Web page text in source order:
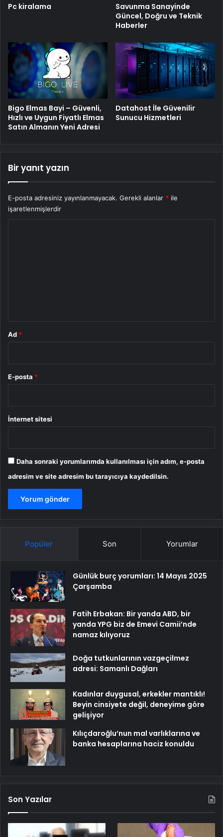
Pc kiralama
Savunma Sanayinde
Güncel, Doğru ve Teknik
Haberler
Bigo Elmas Bayi – Güvenli,
Hızlı ve Uygun Fiyatlı Elmas
Satın Almanın Yeni Adresi
Datahost İle Güvenilir
Sunucu Hizmetleri
Bir yanıt yazın
E-posta adresiniz yayınlanmayacak. Gerekli alanlar * ile
işaretlenmişlerdir
Ad *
E-posta *
İnternet sitesi
Daha sonraki yorumlarımda kullanılması için adım, e-posta
adresim ve site adresim bu tarayıcıya kaydedilsin.
Popüler Son Yorumlar
Günlük burç yorumları: 14 Mayıs 2025
Çarşamba
Fatih Erbakan: Bir yanda ABD, bir
yanda YPG biz de Emevi Camii’nde
namaz kılıyoruz
Doğa tutkunlarının vazgeçilmez
adresi: Samanlı Dağları
Kadınlar duygusal, erkekler mantıklı!
Beyin cinsiyete değil, deneyime göre
gelişiyor
Kılıçdaroğlu’nun mal varlıklarına ve
banka hesaplarına haciz konuldu
Son Yazılar